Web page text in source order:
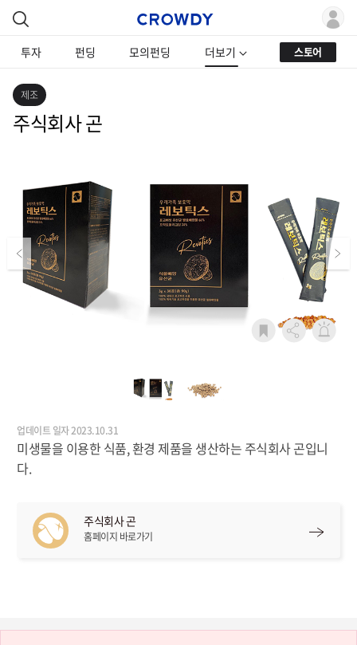
투자 펀딩 모의펀딩 더보기 스토어
제조
주식회사 곤
Previous Next
업데이트 일자 2023.10.31
미생물을 이용한 식품, 환경 제품을 생산하는 주식회사 곤입니
다.
주식회사 곤
홈페이지 바로가기